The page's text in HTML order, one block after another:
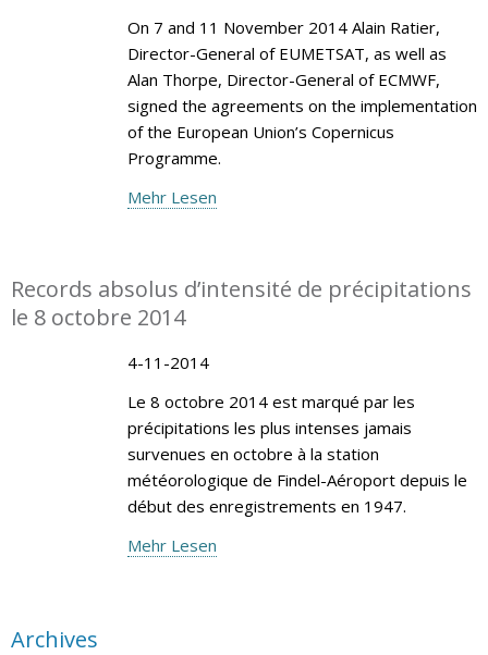
On 7 and 11 November 2014 Alain Ratier,
Director-General of EUMETSAT, as well as
Alan Thorpe, Director-General of ECMWF,
signed the agreements on the implementation
of the European Union’s Copernicus
Programme.
Mehr Lesen
Records absolus d’intensité de précipitations
le 8 octobre 2014
4-11-2014
Le 8 octobre 2014 est marqué par les
précipitations les plus intenses jamais
survenues en octobre à la station
météorologique de Findel-Aéroport depuis le
début des enregistrements en 1947.
Mehr Lesen
Archives